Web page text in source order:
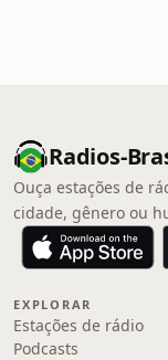
Radios-
Ouça estações de
cidade, gênero ou
EXPLORAR
Estações de rádio
Podcasts